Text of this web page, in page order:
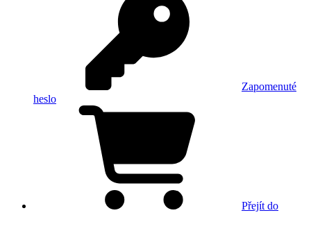
Zapomenuté
heslo
Přejít do